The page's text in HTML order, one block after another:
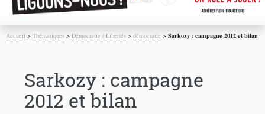
Accueil >Thématiques >Démocratie / Libertés >démocratie >Sarkozy : campagne 2012 et bilan
Sarkozy : campagne
2012 et bilan